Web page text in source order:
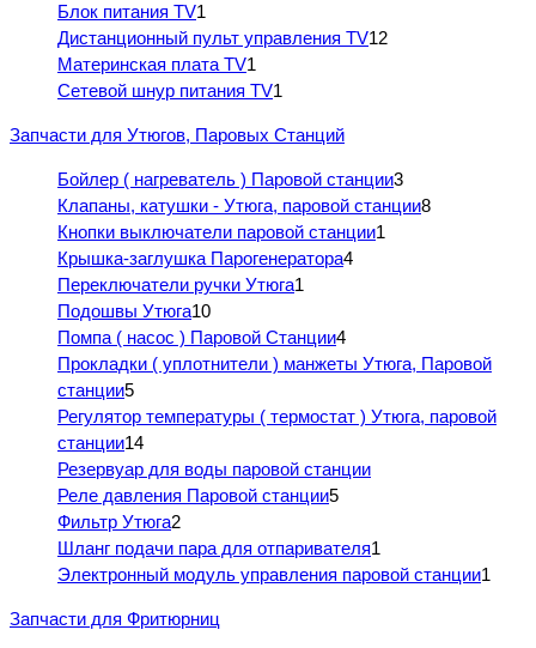
Блок питания TV1
Дистанционный пульт управления TV12
Материнская плата TV1
Сетевой шнур питания TV1
Запчасти для Утюгов, Паровых Станций
Бойлер ( нагреватель ) Паровой станции3
Клапаны, катушки - Утюга, паровой станции8
Кнопки выключатели паровой станции1
Крышка-заглушка Парогенератора4
Переключатели ручки Утюга1
Подошвы Утюга10
Помпа ( насос ) Паровой Станции4
Прокладки ( уплотнители ) манжеты Утюга, Паровой
станции5
Регулятор температуры ( термостат ) Утюга, паровой
станции14
Резервуар для воды паровой станции
Реле давления Паровой станции5
Фильтр Утюга2
Шланг подачи пара для отпаривателя1
Электронный модуль управления паровой станции1
Запчасти для Фритюрниц